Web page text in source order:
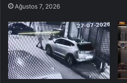
Ağustos 7, 2026